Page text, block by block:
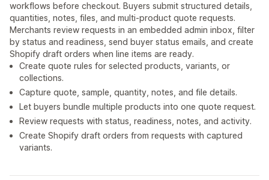
workflows before checkout. Buyers submit structured details,
quantities, notes, files, and multi-product quote requests.
Merchants review requests in an embedded admin inbox, filter
by status and readiness, send buyer status emails, and create
Shopify draft orders when line items are ready.
Create quote rules for selected products, variants, or
collections.
Capture quote, sample, quantity, notes, and file details.
Let buyers bundle multiple products into one quote request.
Review requests with status, readiness, notes, and activity.
Create Shopify draft orders from requests with captured
variants.